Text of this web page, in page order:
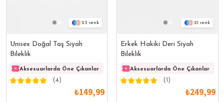
23
Unisex Doğal Taş Siyah
Bileklik
Aksesuarlarda Öne Çıkanlar Aksesuarlarda Öne Çıkanlar
(4)
₺149,99
21
Erkek Hakiki Deri Siyah
Bileklik
Aksesuarlarda Öne Çıkanlar
(1)
₺249,99